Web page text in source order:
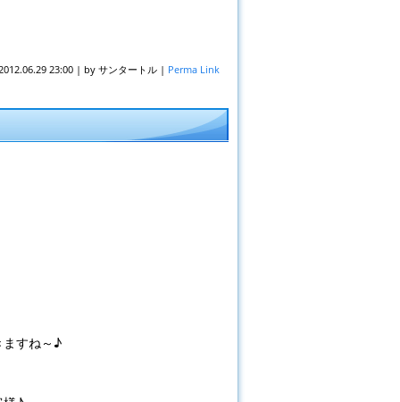
23:00 | by サンタートル | Perma Link
ますね～♪